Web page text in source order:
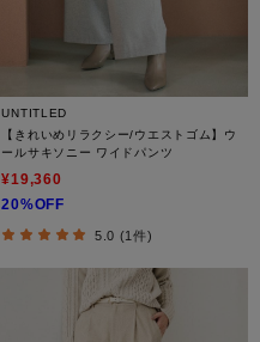
UNTITLED
【きれいめリラクシー/ウエストゴム】ウ
ールサキソニー ワイドパンツ
¥19,360
20%OFF
5.0 (1件)